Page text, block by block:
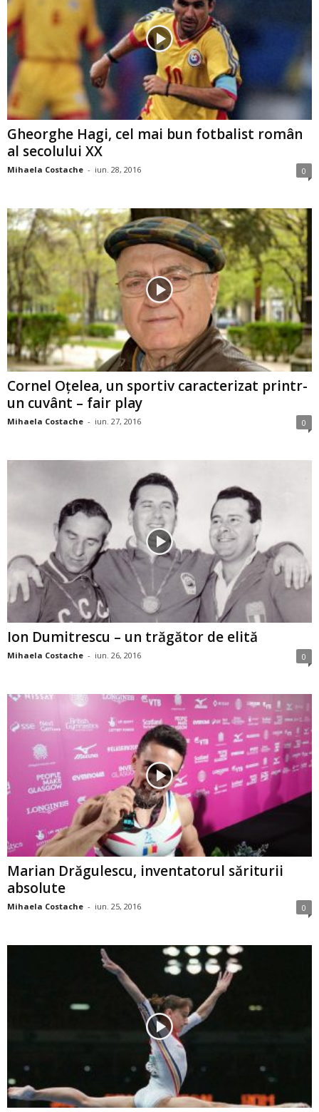
Gheorghe Hagi, cel mai bun fotbalist român
al secolului XX
Mihaela Costache - iun. 28, 2016 0
Cornel Oțelea, un sportiv caracterizat printr-
un cuvânt – fair play
Mihaela Costache - iun. 27, 2016 0
Ion Dumitrescu – un trăgător de elită
Mihaela Costache - iun. 26, 2016 0
Marian Drăgulescu, inventatorul săriturii
absolute
Mihaela Costache - iun. 25, 2016 0